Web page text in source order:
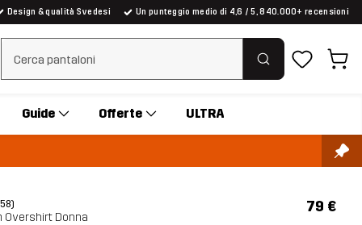
Design & qualità Svedesi Un punteggio medio di 4,6 / 5, 840.000+ recensioni
Cancella ricerca
Guide Offerte ULTRA
Overshirt Donna
79 €